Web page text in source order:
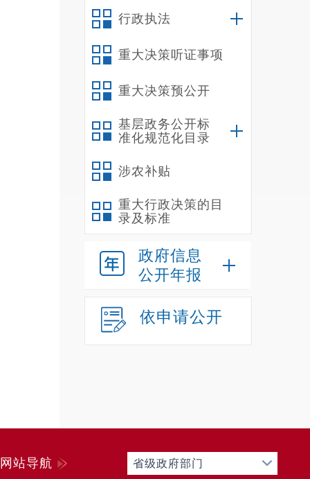
行政执法
重大决策听证事项
重大决策预公开
基层政务公开标
准化规范化目录
涉农补贴
重大行政决策的目
录及标准
政府信息
公开年报
依申请公开
网站导航 省级政府部门